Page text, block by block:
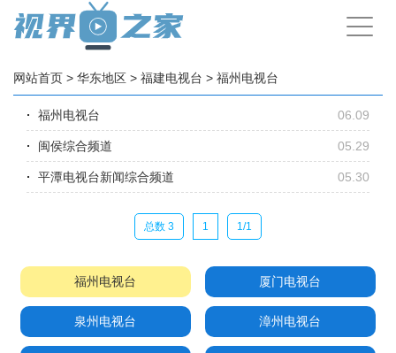
手
机
网站首页 > 华东地区 > 福建电视台 > 福州电视台
06.09
福州电视台
05.29
闽侯综合频道
05.30
平潭电视台新闻综合频道
总数 3 1 1/1
福州电视台 厦门电视台
泉州电视台 漳州电视台